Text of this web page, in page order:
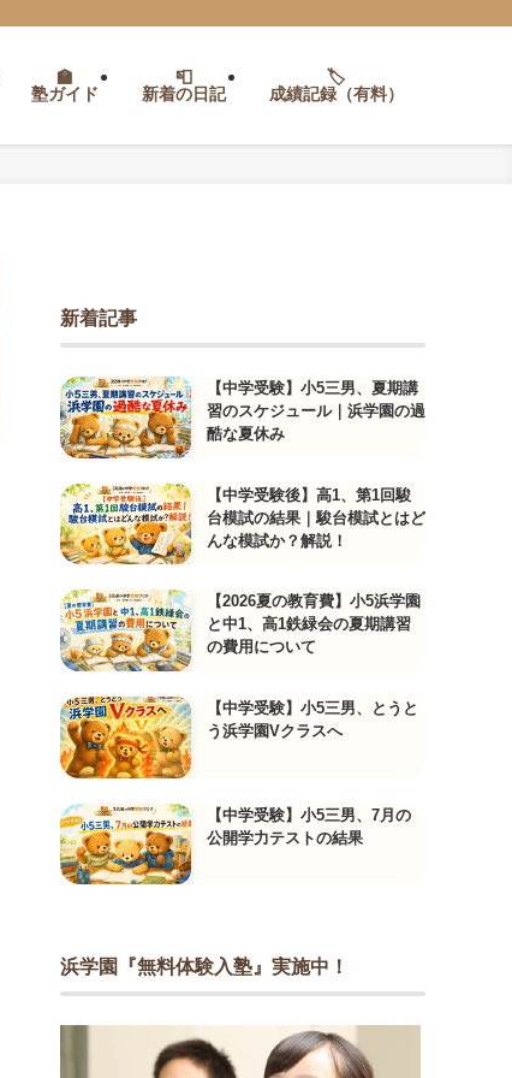
塾ガイド 新着の日記 成績記録（有料）
新着記事
【中学受験】小5三男、夏期講
習のスケジュール｜浜学園の過
酷な夏休み
【中学受験後】高1、第1回駿
台模試の結果｜駿台模試とはど
んな模試か？解説！
【2026夏の教育費】小5浜学園
と中1、高1鉄緑会の夏期講習
の費用について
【中学受験】小5三男、とうと
う浜学園Vクラスへ
【中学受験】小5三男、7月の
公開学力テストの結果
浜学園『無料体験入塾』実施中！